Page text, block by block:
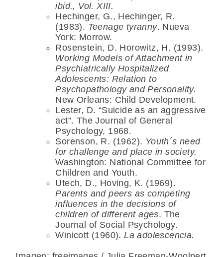
ibid., Vol. XIII.
Hechinger, G., Hechinger, R.
(1983). Teenage tyranny. Nueva
York: Morrow.
Rosenstein, D. Horowitz, H. (1993).
Working Models of Attachment in
Psychiatrically Hospitalized
Adolescents: Relation to
Psychopathology and Personality.
New Orleans: Child Development.
Lester, D. “Suicide as an aggressive
act”. The Journal of General
Psychology, 1968.
Sorenson, R. (1962). Youth´s need
for challenge and place in society.
Washington: National Committee for
Children and Youth.
Utech, D., Hoving, K. (1969).
Parents and peers as competing
influences in the decisions of
children of different ages. The
Journal of Social Psychology.
Winicott (1960).La adolescencia.